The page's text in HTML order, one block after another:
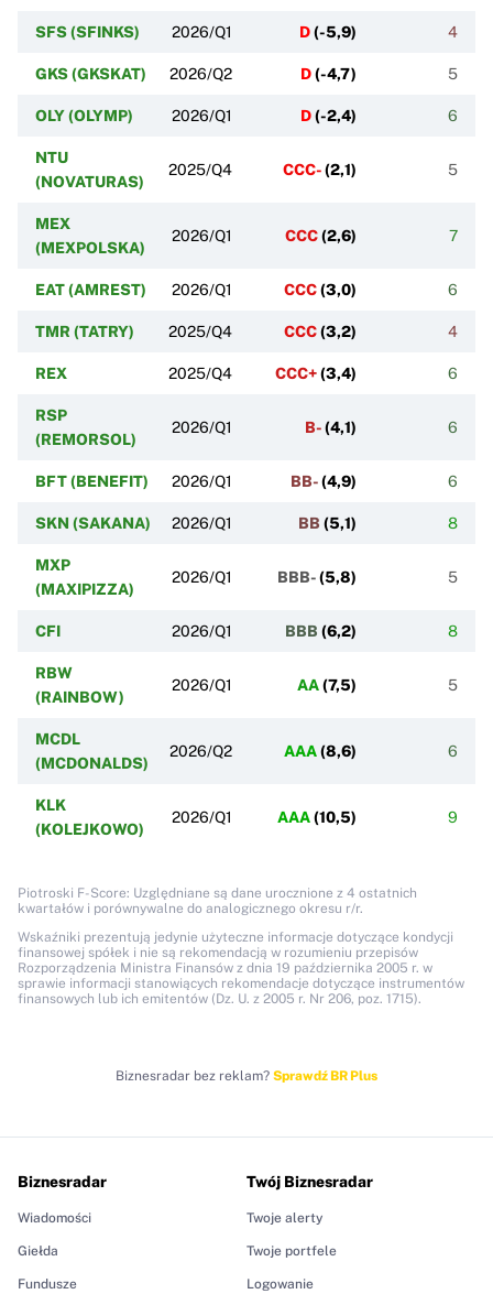
SFS (SFINKS) 2026/Q1 D(-5,9) 4
GKS (GKSKAT) 2026/Q2 D(-4,7) 5
OLY (OLYMP) 2026/Q1 D(-2,4) 6
NTU
(NOVATURAS)
2025/Q4 CCC-(2,1) 5
MEX
(MEXPOLSKA)
2026/Q1 CCC(2,6) 7
EAT (AMREST) 2026/Q1 CCC(3,0) 6
TMR (TATRY) 2025/Q4 CCC(3,2) 4
REX 2025/Q4 CCC+(3,4) 6
RSP
(REMORSOL)
2026/Q1 B-(4,1) 6
BFT (BENEFIT) 2026/Q1 BB-(4,9) 6
SKN (SAKANA) 2026/Q1 BB (5,1) 8
MXP
(MAXIPIZZA)
2026/Q1 BBB-(5,8) 5
CFI 2026/Q1 BBB (6,2) 8
RBW
(RAINBOW)
2026/Q1 AA(7,5) 5
MCDL
(MCDONALDS)
2026/Q2 AAA(8,6) 6
KLK
(KOLEJKOWO)
2026/Q1 AAA(10,5) 9
Piotroski F-Score: Uzględniane są dane urocznione z 4 ostatnich
kwartałów i porównywalne do analogicznego okresu r/r.
Wskaźniki prezentują jedynie użyteczne informacje dotyczące kondycji
finansowej spółek i nie są rekomendacją w rozumieniu przepisów
Rozporządzenia Ministra Finansów z dnia 19 października 2005 r. w
sprawie informacji stanowiących rekomendacje dotyczące instrumentów
finansowych lub ich emitentów (Dz. U. z 2005 r. Nr 206, poz. 1715).
Biznesradar bez reklam? Sprawdź BR Plus
Biznesradar
Wiadomości
Giełda
Fundusze
Twój Biznesradar
Twoje alerty
Twoje portfele
Logowanie